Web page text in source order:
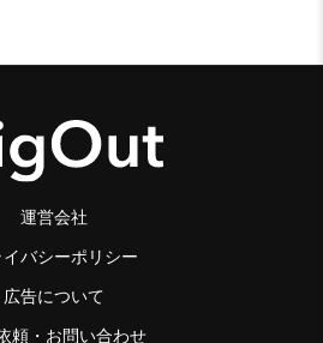
運営会社
イバシーポリシー
広告について
頼・お問い合わせ